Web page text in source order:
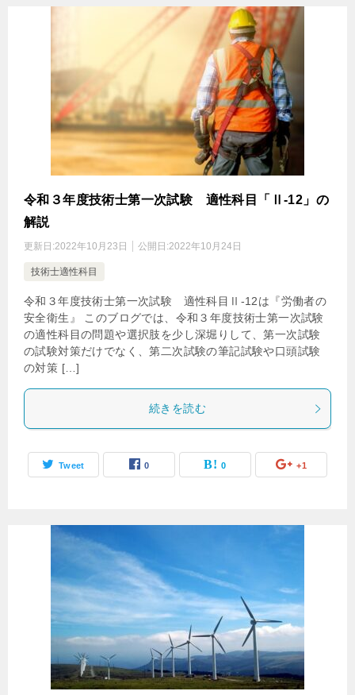
令和３年度技術士第一次試験 適性科目「Ⅱ-12」の
解説
更新日:2022年10月23日 公開日:2022年10月24日
技術士適性科目
令和３年度技術士第一次試験 適性科目Ⅱ-12は『労働者の
安全衛生』 このブログでは、令和３年度技術士第一次試験
の適性科目の問題や選択肢を少し深堀りして、第一次試験
の試験対策だけでなく、第二次試験の筆記試験や口頭試験
の対策 […]
続きを読む
Tweet 0 0 +1